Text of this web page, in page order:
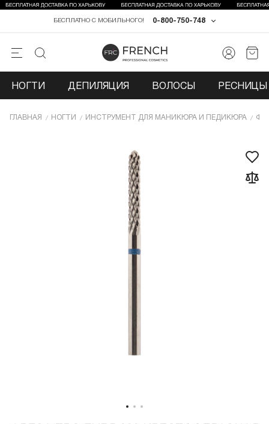
0-800-750-748
БЕСПЛАТНО С МОБИЛЬНОГО!
НОГТИ ДЕПИЛЯЦИЯ ВОЛОСЫ РЕСНИЦЫ
ГЛАВНАЯ НОГТИ ИНCТРУМЕНТ ДЛЯ МАНИКЮРА И ПЕДИКЮРА